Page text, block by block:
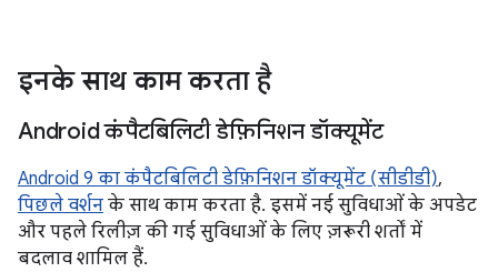
इनके साथ काम करता है
Android कंपैटबिलिटी डेफ़िनिशन डॉक्यूमेंट
Android 9 का कंपैटबिलिटी डेफ़िनिशन डॉक्यूमेंट (सीडीडी),
पिछले वर्शन के साथ काम करता है. इसमें नई सुविधाओं के अपडेट
और पहले रिलीज़ की गई सुविधाओं के लिए ज़रूरी शर्तों में
बदलाव शामिल हैं.